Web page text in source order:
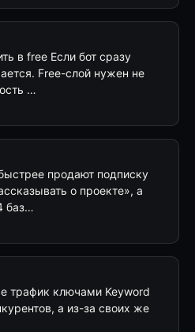
в free Если бот сразу
Free-слой нужен не
…
продают подписку
о проекте», а
баз…
трафик ключами Keyword
а из-за своих же